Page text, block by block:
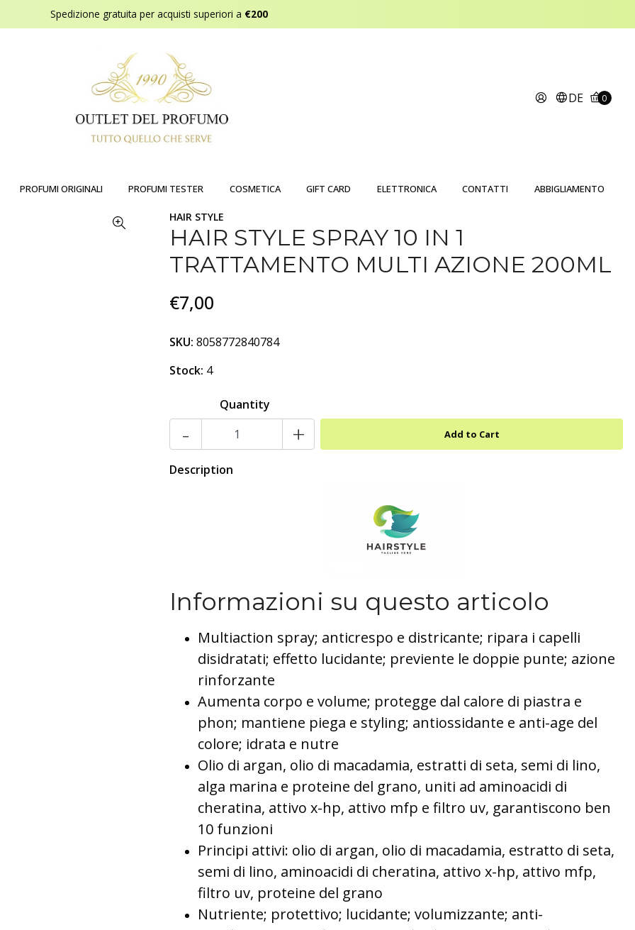
Spedizione gratuita per acquisti superiori a €200
DE 0
PROFUMI ORIGINALI PROFUMI TESTER COSMETICA GIFT CARD ELETTRONICA CONTATTI ABBIGLIAMENTO
HAIR STYLE
HAIR STYLE SPRAY 10 IN 1
TRATTAMENTO MULTI AZIONE 200ML
€7,00
SKU: 8058772840784
Stock: 4
Quantity
- +
Description
Informazioni su questo articolo
Multiaction spray; anticrespo e districante; ripara i capelli
disidratati; effetto lucidante; previente le doppie punte; azione
rinforzante
Aumenta corpo e volume; protegge dal calore di piastra e
phon; mantiene piega e styling; antiossidante e anti-age del
colore; idrata e nutre
Olio di argan, olio di macadamia, estratti di seta, semi di lino,
alga marina e proteine del grano, uniti ad aminoacidi di
cheratina, attivo x-hp, attivo mfp e filtro uv, garantiscono ben
10 funzioni
Principi attivi: olio di argan, olio di macadamia, estratto di seta,
semi di lino, aminoacidi di cheratina, attivo x-hp, attivo mfp,
filtro uv, proteine del grano
Nutriente; protettivo; lucidante; volumizzante; anti-